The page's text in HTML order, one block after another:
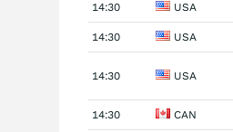
14:30 USA
14:30 USA
14:30 USA
14:30 CAN